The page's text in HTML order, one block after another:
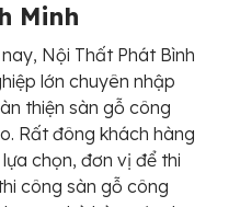
Minh
Nội Thất Phát Bình
lớn chuyên nhập
thiện sàn gỗ công
Rất đông khách hàng
chọn, đơn vị để thi
công sàn gỗ công